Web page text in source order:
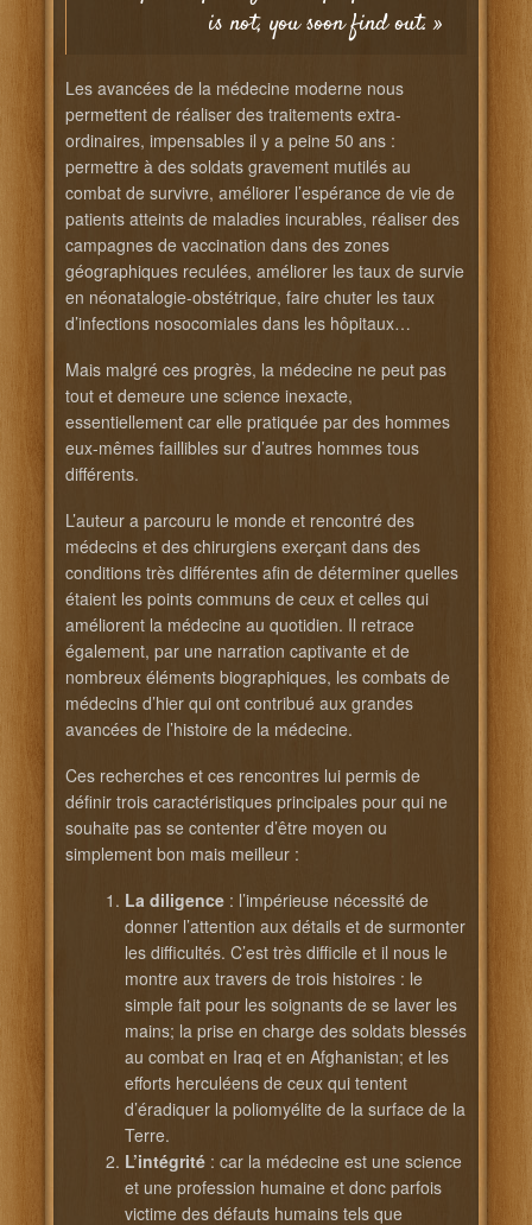
is not, you soon find out. »
Les avancées de la médecine moderne nous
permettent de réaliser des traitements extra-
ordinaires, impensables il y a peine 50 ans :
permettre à des soldats gravement mutilés au
combat de survivre, améliorer l’espérance de vie de
patients atteints de maladies incurables, réaliser des
campagnes de vaccination dans des zones
géographiques reculées, améliorer les taux de survie
en néonatalogie-obstétrique, faire chuter les taux
d’infections nosocomiales dans les hôpitaux…
Mais malgré ces progrès, la médecine ne peut pas
tout et demeure une science inexacte,
essentiellement car elle pratiquée par des hommes
eux-mêmes faillibles sur d’autres hommes tous
différents.
L’auteur a parcouru le monde et rencontré des
médecins et des chirurgiens exerçant dans des
conditions très différentes afin de déterminer quelles
étaient les points communs de ceux et celles qui
améliorent la médecine au quotidien. Il retrace
également, par une narration captivante et de
nombreux éléments biographiques, les combats de
médecins d’hier qui ont contribué aux grandes
avancées de l’histoire de la médecine.
Ces recherches et ces rencontres lui permis de
définir trois caractéristiques principales pour qui ne
souhaite pas se contenter d’être moyen ou
simplement bon mais meilleur :
La diligence : l’impérieuse nécessité de
donner l’attention aux détails et de surmonter
les difficultés. C’est très difficile et il nous le
montre aux travers de trois histoires : le
simple fait pour les soignants de se laver les
mains; la prise en charge des soldats blessés
au combat en Iraq et en Afghanistan; et les
efforts herculéens de ceux qui tentent
d’éradiquer la poliomyélite de la surface de la
Terre.
L’intégrité : car la médecine est une science
et une profession humaine et donc parfois
victime des défauts humains tels que